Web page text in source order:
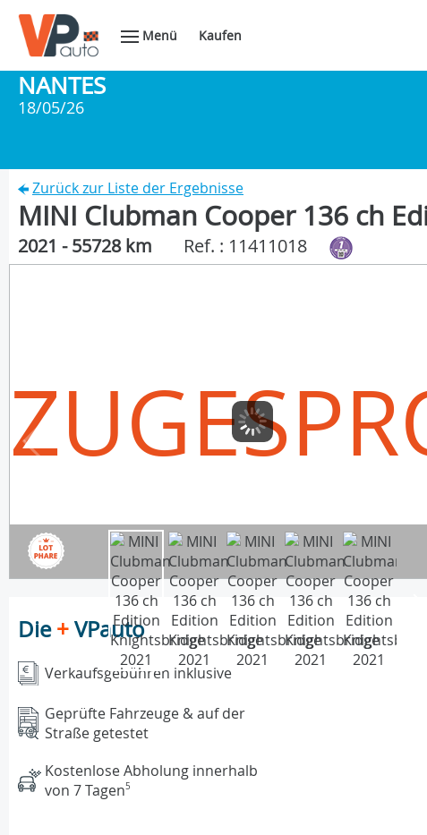
Menü Kaufen
NANTES
18/05/26
Zurück zur Liste der Ergebnisse
MINI Clubman Cooper 136 ch
2021 - 55728 km Ref. : 11411018
Die+VPauto
Verkaufsgebühren inklusive
Geprüfte Fahrzeuge & auf der
Straße getestet
Kostenlose Abholung innerhalb
von 7 Tagen5